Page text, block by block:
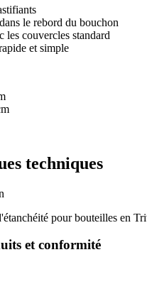
le rebord du bouchon
les couvercles standard
et simple
techniques
pour bouteilles en
et conformité